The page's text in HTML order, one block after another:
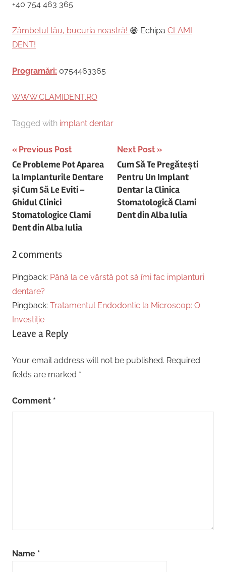
+40 754 463 365
Zâmbetul tău, bucuria noastră! 😁 Echipa CLAMI
DENT!
Programări: 0754463365
WWW.CLAMIDENT.RO
Tagged with implant dentar
Post
navigation
Previous Post
Ce Probleme Pot Aparea
la Implanturile Dentare
și Cum Să Le Eviti –
Ghidul Clinici
Stomatologice Clami
Dent din Alba Iulia
Next Post
Cum Să Te Pregătești
Pentru Un Implant
Dentar la Clinica
Stomatologică Clami
Dent din Alba Iulia
2 comments
Pingback: Până la ce vârstă pot să îmi fac implanturi
dentare?
Pingback: Tratamentul Endodontic la Microscop: O
Investiție
Leave a Reply
Your email address will not be published. Required
fields are marked *
Comment *
Name *